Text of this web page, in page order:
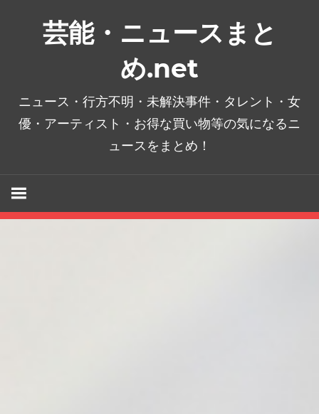
芸能・ニュースまと
め.net
ニュース・行方不明・未解決事件・タレント・女
優・アーティスト・お得な買い物等の気になるニ
ュースをまとめ！